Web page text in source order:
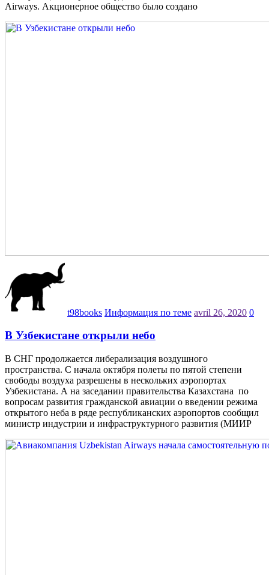
Airways. Акционерное общество было создано
t98books Информация по теме avril 26, 2020 0
В Узбекистане открыли небо
B СНГ продолжается либерализация воздушного
пространства. С начала октября полеты по пятой степени
свободы воздуха разрешены в нескольких аэропортах
Узбекистана. А на заседании правительства Казахстана по
вопросам развития гражданской авиации о введении режима
открытого неба в ряде республиканских аэропортов сообщил
министр индустрии и инфраструктурного развития (МИИР